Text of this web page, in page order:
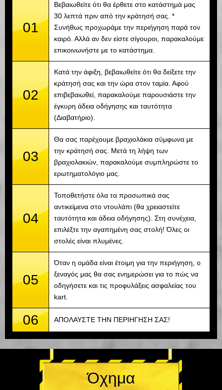
01
Βεβαιωθείτε ότι θα έρθετε στο κατάστημά μας
30 λεπτά πριν από την κράτησή σας. *
Συνήθως προχωράμε την περιήγηση παρά τον
καιρό. Αλλά αν δεν είστε σίγουροι, παρακαλούμε
επικοινωνήστε με το κατάστημα.
02
Κατά την άφιξη, βεβαιωθείτε ότι θα δείξετε την
κράτησή σας και την ώρα στον ταμία. Αφού
επιβεβαιωθεί, παρακαλούμε παρουσιάστε την
έγκυρη άδεια οδήγησης και ταυτότητα
(Διαβατήριο).
03
Θα σας παρέχουμε βραχιολάκια σύμφωνα με
την κράτησή σας. Μετά τη λήψη των
βραχιολακιών, παρακαλούμε συμπληρώστε το
ερωτηματολόγιο μας.
04
Τοποθετήστε όλα τα προσωπικά σας
αντικείμενα στο ντουλάπι (θα χρειαστείτε
ταυτότητα και άδεια οδήγησης). Στη συνέχεια,
επιλέξτε την αγαπημένη σας στολή! Όλες οι
στολές είναι πλυμένες.
05
Όταν η ομάδα είναι έτοιμη για την περιήγηση, ο
ξεναγός μας θα σας ενημερώσει για το πώς να
οδηγήσετε και τις προφυλάξεις ασφαλείας του
kart.
06 ΑΠΟΛΑΥΣΤΕ ΤΗΝ ΠΕΡΙΗΓΗΣΗ ΣΑΣ!
Όχημα